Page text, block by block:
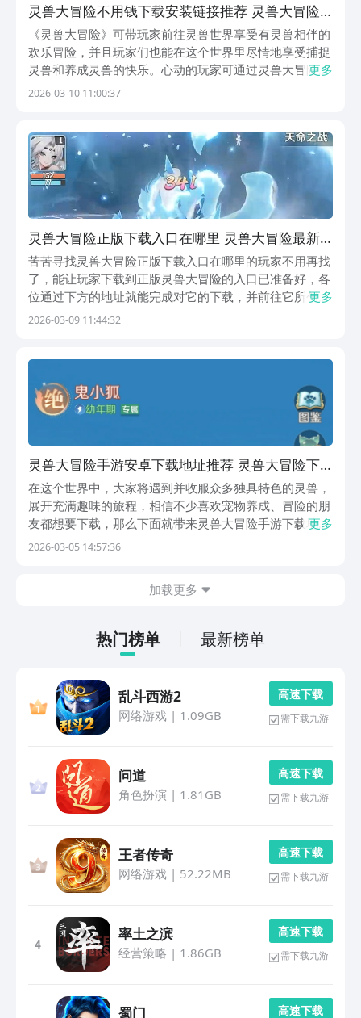
灵兽大冒险不用钱下载安装链接推荐 灵兽大冒险
在哪能够下载
《灵兽大冒险》可带玩家前往灵兽世界享受有灵兽相伴的
欢乐冒险，并且玩家们也能在这个世界里尽情地享受捕捉
灵兽和养成灵兽的快乐。心动的玩家可通过灵兽大冒险免
费下载地址分享里所留的入口，去到这个灵兽世界里纵情
灵...
更多
2026-03-10 11:00:37
灵兽大冒险正版下载入口在哪里 灵兽大冒险最新
下载安装链接推荐
苦苦寻找灵兽大冒险正版下载入口在哪里的玩家不用再找
了，能让玩家下载到正版灵兽大冒险的入口已准备好，各
位通过下方的地址就能完成对它的下载，并前往它所创建
的灵兽世界里与自己所喜欢的灵兽缔结契约，享受有它们
兽...
更多
2026-03-09 11:44:32
灵兽大冒险手游安卓下载地址推荐 灵兽大冒险下
载链接指引
在这个世界中，大家将遇到并收服众多独具特色的灵兽，
展开充满趣味的旅程，相信不少喜欢宠物养成、冒险的朋
友都想要下载，那么下面就带来灵兽大冒险手游下载地
址，大家点击下面链接，就可以进入到手游福利第一名的
更多
2026-03-05 14:57:36
加载更多
热门榜单 最新榜单
乱斗西游2
网络游戏| 1.09GB
高 速 下 载
需下载九游
问道
角色扮演 | 1.81GB
高 速 下 载
需下载九游
王者传奇
网络游戏| 52.22MB
高 速 下 载
需下载九游
4
率土之滨
经营策略 | 1.86GB
高 速 下 载
需下载九游
蜀门 高 速 下 载